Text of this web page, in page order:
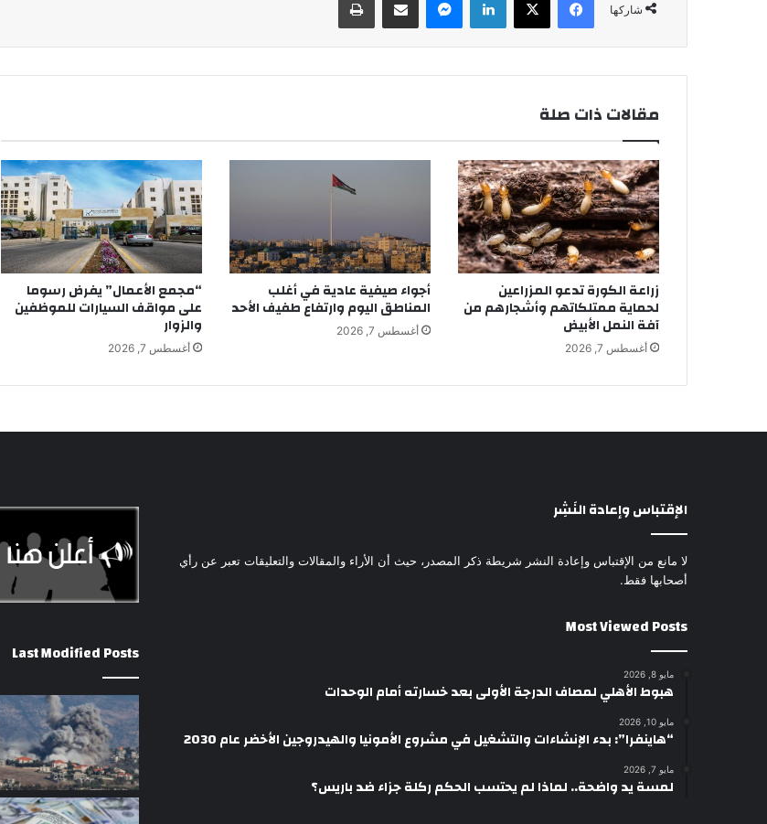
شاركها
مقالات ذات صلة
زراعة الكورة تدعو المزراعين
لحماية ممتلكاتهم وأشجارهم من
آفة النمل الأبيض
أغسطس 7, 2026
أجواء صيفية عادية في أغلب
المناطق اليوم وارتفاع طفيف الأحد
أغسطس 7, 2026
“مجمع الأعمال” يفرض رسوما
على مواقف السيارات للموظفين
والزوار
أغسطس 7, 2026
الإقتباس وإعادة النَشِر
لا مانع من الإقتباس وإعادة النشر شريطة ذكر المصدر، حيث أن الأراء والمقالات والتعليقات تعبر عن رأي
أصحابها فقط.
Most Viewed Posts
مايو 8, 2026
هبوط الأهلي لمصاف الدرجة الأولى بعد خسارته أمام الوحدات
مايو 10, 2026
“هاينفرا”: بدء الإنشاءات والتشغيل في مشروع الأمونيا والهيدروجين الأخضر عام 2030
مايو 7, 2026
لمسة يد واضحة.. لماذا لم يحتسب الحكم ركلة جزاء ضد باريس؟
Last Modified Posts